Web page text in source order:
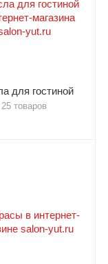
для гостиной
25 товаров